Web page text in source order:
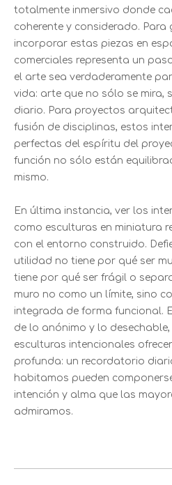
totalmente inmersivo donde
coherente y considerado.
incorporar estas piezas en
comerciales representa un
el arte sea verdaderamente
vida: arte que no sólo se mira,
diario. Para proyectos
fusión de disciplinas, estos
perfectas del espíritu del
función no sólo están
mismo.
En última instancia, ver los
como esculturas en miniatura
con el entorno construido.
utilidad no tiene por qué ser
tiene por qué ser frágil o
muro no como un límite, sino
integrada de forma funcional.
de lo anónimo y lo
esculturas intencionales
profunda: un recordatorio
habitamos pueden
intención y alma que las
admiramos.